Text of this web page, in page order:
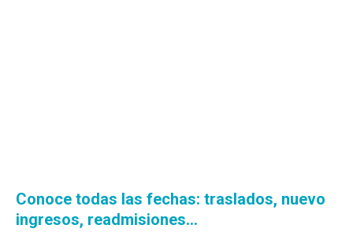
Conoce todas las fechas: traslados, nuevo
ingresos, readmisiones…